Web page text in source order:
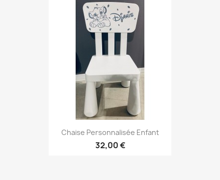
Chaise Personnalisée Enfant
32,00 €